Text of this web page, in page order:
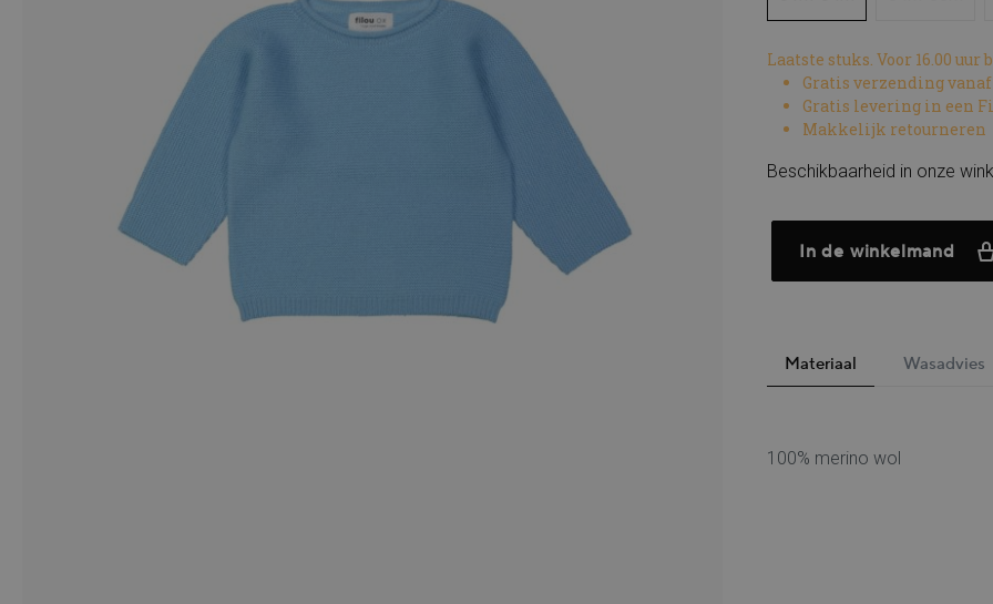
Laatste stuks. Voor 16.00
Gratis verzending vanaf
Gratis levering in een
Makkelijk retourneren
Beschikbaarheid in onze
In de winkelmand
Materiaal Wasadvies
100% merino wol